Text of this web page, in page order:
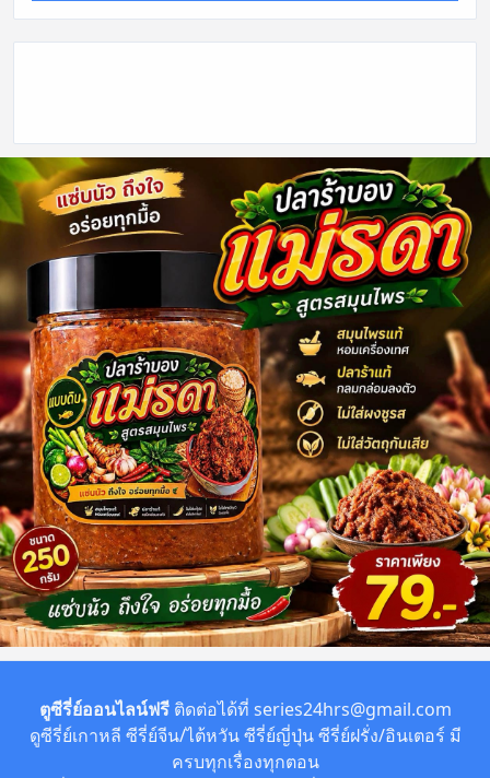
ตูซีรี่ย์ออนไลน์ฟรีติดต่อได้ที่ series24hrs@gmail.com
ดูซีรี่ย์เกาหลี ซีรี่ย์จีน/ไต้หวัน ซีรี่ย์ญี่ปุ่น ซีรี่ย์ฝรั่ง/อินเตอร์ มี
ครบทุกเรื่องทุกตอน